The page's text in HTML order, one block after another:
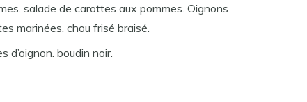
salade de carottes aux pommes. Oignons
marinées. chou frisé braisé.
d’oignon. boudin noir.